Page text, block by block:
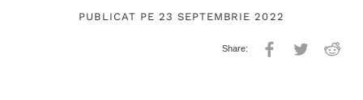
PUBLICAT PE 23 SEPTEMBRIE 2022